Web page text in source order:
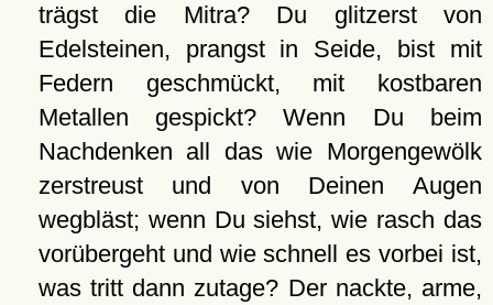
trägst die Mitra? Du glitzerst von
Edelsteinen, prangst in Seide, bist mit
Federn geschmückt, mit kostbaren
Metallen gespickt? Wenn Du beim
Nachdenken all das wie Morgengewölk
zerstreust und von Deinen Augen
wegbläst; wenn Du siehst, wie rasch das
vorübergeht und wie schnell es vorbei ist,
was tritt dann zutage? Der nackte, arme,